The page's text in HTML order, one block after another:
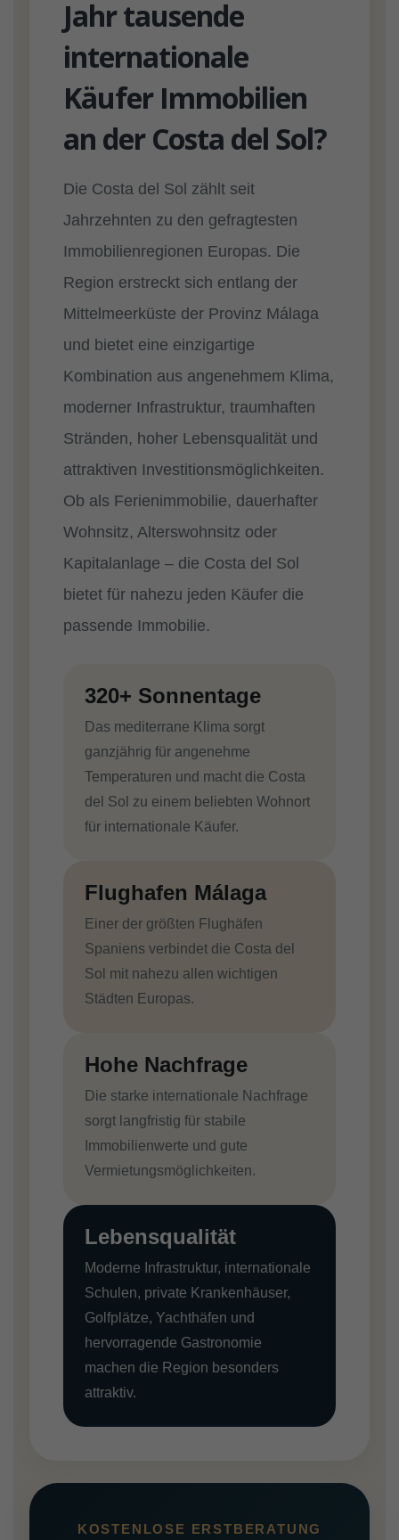
Jahr tausende
internationale
Käufer Immobilien
an der Costa del Sol?
Die Costa del Sol zählt seit
Jahrzehnten zu den gefragtesten
Immobilienregionen Europas. Die
Region erstreckt sich entlang der
Mittelmeerküste der Provinz Málaga
und bietet eine einzigartige
Kombination aus angenehmem Klima,
moderner Infrastruktur, traumhaften
Stränden, hoher Lebensqualität und
attraktiven Investitionsmöglichkeiten.
Ob als Ferienimmobilie, dauerhafter
Wohnsitz, Alterswohnsitz oder
Kapitalanlage – die Costa del Sol
bietet für nahezu jeden Käufer die
passende Immobilie.
320+ Sonnentage
Das mediterrane Klima sorgt
ganzjährig für angenehme
Temperaturen und macht die Costa
del Sol zu einem beliebten Wohnort
für internationale Käufer.
Flughafen Málaga
Einer der größten Flughäfen
Spaniens verbindet die Costa del
Sol mit nahezu allen wichtigen
Städten Europas.
Hohe Nachfrage
Die starke internationale Nachfrage
sorgt langfristig für stabile
Immobilienwerte und gute
Vermietungsmöglichkeiten.
Lebensqualität
Moderne Infrastruktur, internationale
Schulen, private Krankenhäuser,
Golfplätze, Yachthäfen und
hervorragende Gastronomie
machen die Region besonders
attraktiv.
KOSTENLOSE ERSTBERATUNG